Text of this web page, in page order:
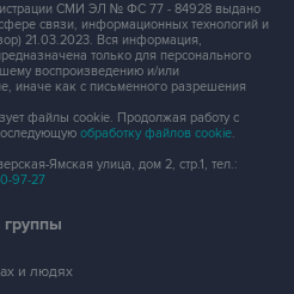
СМИ ЭЛ № ФС 77 - 84928 выдано
связи, информационных технологий и
21.03.2023. Вся информация,
только для персонального
воспроизведению и/или
иначе как с письменного разрешения
файлы cookie. Продолжая работу с
обработку файлов cookie.
Ямская улица, дом 2, стр.1, тел.:
97-27
и людях